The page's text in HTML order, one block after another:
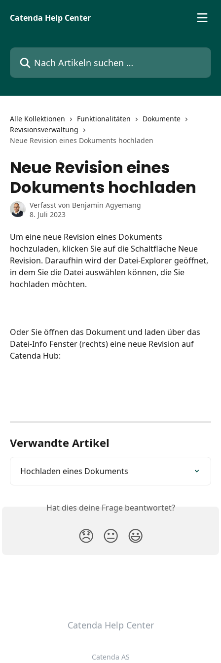
Catenda Help Center
Nach Artikeln suchen …
Alle Kollektionen Funktionalitäten
Dokumente
Revisionsverwaltung
Neue Revision eines Dokuments hochladen
Neue Revision eines
Dokuments hochladen
Verfasst von Benjamin Agyemang
8. Juli 2023
Um eine neue Revision eines Dokuments
hochzuladen, klicken Sie auf die Schaltfläche Neue
Revision. Daraufhin wird der Datei-Explorer geöffnet,
in dem Sie die Datei auswählen können, die Sie
hochladen möchten.
Oder Sie öffnen das Dokument und laden über das
Datei-Info Fenster (rechts) eine neue Revision auf
Catenda Hub:
Verwandte Artikel
Hochladen eines Dokuments
Hat dies deine Frage beantwortet?
😞 😐 😃
Catenda Help Center
Catenda AS